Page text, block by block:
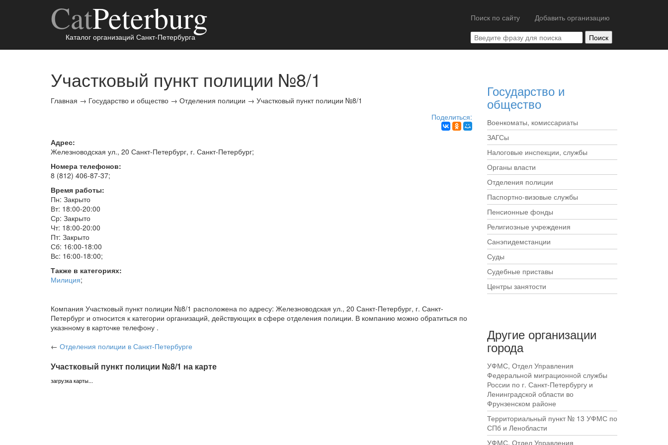
CatPeterburg
Каталог организаций Санкт-Петербурга
Поиск по сайту Добавить организацию
Участковый пункт полиции №8/1
Главная → Государство и общество → Отделения полиции → Участковый пункт полиции №8/1
Поделиться:
Адрес:
Железноводская ул., 20 Санкт-Петербург, г. Санкт-Петербург;
Номера телефонов:
8 (812) 406-87-37;
Время работы:
Пн: Закрыто
Вт: 18:00-20:00
Ср: Закрыто
Чт: 18:00-20:00
Пт: Закрыто
Сб: 16:00-18:00
Вс: 16:00-18:00;
Также в категориях:
Милиция;
Компания Участковый пункт полиции №8/1 расположена по адресу: Железноводская ул., 20 Санкт-Петербург, г. Санкт-
Петербург и относится к категории организаций, действующих в сфере отделения полиции. В компанию можно обратиться по
указнному в карточке телефону .
← Отделения полиции в Санкт-Петербурге
Участковый пункт полиции №8/1 на карте
загрузка карты...
Государство и
общество
Военкоматы, комиссариаты
ЗАГСы
Налоговые инспекции, службы
Органы власти
Отделения полиции
Паспортно-визовые службы
Пенсионные фонды
Религиозные учреждения
Санэпидемстанции
Суды
Судебные приставы
Центры занятости
Другие организации
города
УФМС, Отдел Управления
Федеральной миграционной службы
России по г. Санкт-Петербургу и
Ленинградской области во
Фрунзенском районе
Территориальный пункт № 13 УФМС по
СПб и Ленобласти
УФМС, Отдел Управления